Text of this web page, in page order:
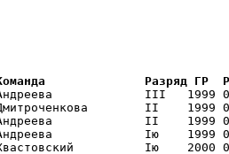
Разряд ГР
III
II    1999
II    1999
Iю    1999
Iю    2000